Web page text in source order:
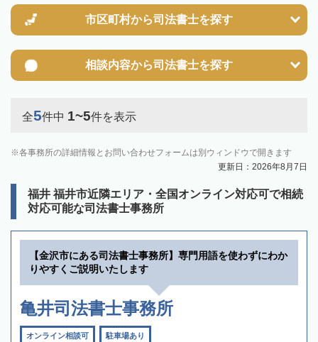
市区町村から司法書士を探す
相談内容から司法書士を探す
全5件中 1~5件を表示
各事務所の詳細情報とお問い合わせフォームは別ウィンドウで開きます
更新日：2026年8月7日
福井 福井市近隣エリア・全国オンライン対応可で相続
対応可能な司法書士事務所
【金沢市にある司法書士事務所】専門用語を使わずにわか
りやすくご説明いたします
亀井司法書士事務所
オンライン相談可 駐車場あり